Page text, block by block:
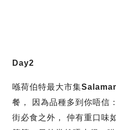
Day2
喺荷伯特最大市集
餐， 因為品種多到你唔信
街必食之外， 仲有重口味